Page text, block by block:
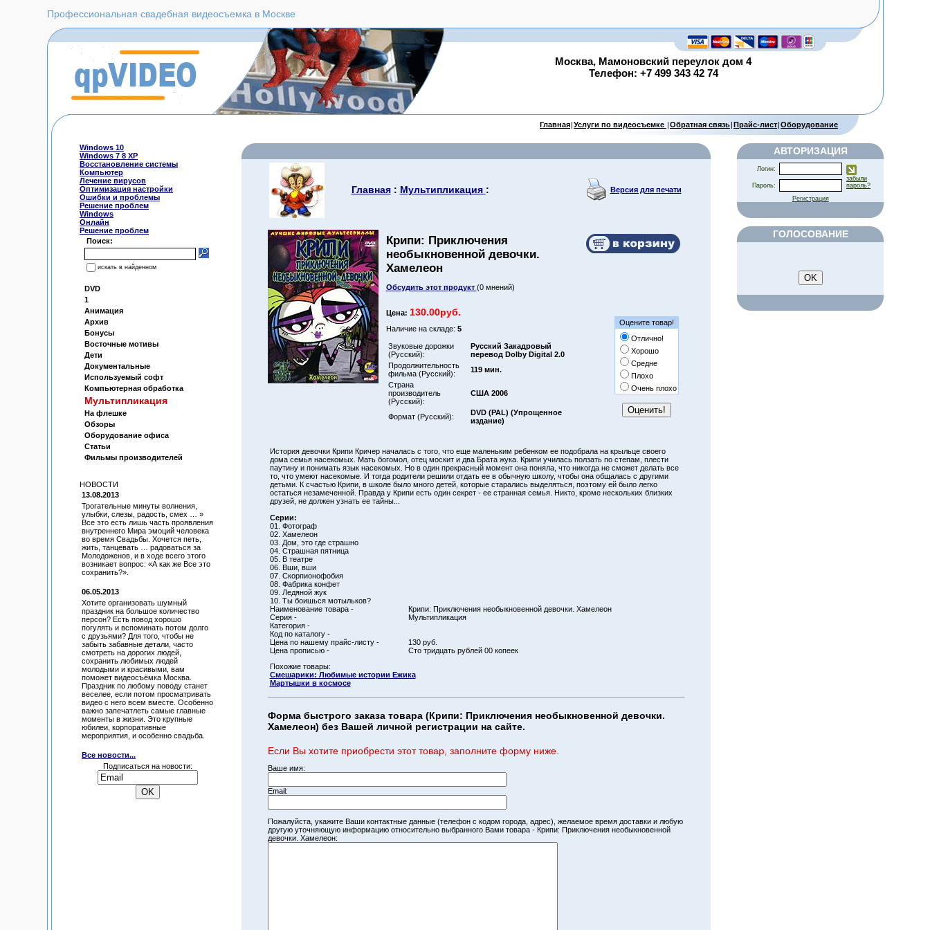
Профессиональная свадебная видеосъемка в Москве
Москва, Мамоновский переулок дом 4
Телефон: +7 499 343 42 74
Главная|Услуги по видеосъемке |Обратная связь|Прайс-лист|Оборудование
Windows 10
Windows 7 8 XP
Восстановление системы
Компьютер
Лечение вирусов
Оптимизация настройки
Ошибки и проблемы
Решение проблем
Windows
Онлайн
Решение проблем
Поиск:
искать в найденном
DVD
1
Анимация
Архив
Бонусы
Восточные мотивы
Дети
Документальные
Используемый софт
Компьютерная обработка
Мультипликация
На флешке
Обзоры
Оборудование офиса
Статьи
Фильмы производителей
НОВОСТИ
13.08.2013
Трогательные минуты волнения,
улыбки, слезы, радость, смех … »
Все это есть лишь часть проявления
внутреннего Мира эмоций человека
во время Свадьбы. Хочется петь,
жить, танцевать … радоваться за
Молодоженов, и в ходе всего этого
возникает вопрос: «А как же Все это
сохранить?».
06.05.2013
Хотите организовать шумный
праздник на большое количество
персон? Есть повод хорошо
погулять и вспоминать потом долго
с друзьями? Для того, чтобы не
забыть забавные детали, часто
смотреть на дорогих людей,
сохранить любимых людей
молодыми и красивыми, вам
поможет видеосъёмка Москва.
Праздник по любому поводу станет
веселее, если потом просматривать
видео с него всем вместе. Особенно
важно запечатлеть самые главные
моменты в жизни. Это крупные
юбилеи, корпоративные
мероприятия, и особенно свадьба.
Все новости...
Подписаться на новости:
Главная: Мультипликация : Версия для печати
Крипи: Приключения
необыкновенной девочки.
Хамелеон
Обсудить этот продукт (0 мнений)
Цена: 130.00руб.
Оцените товар!
Отлично!
Хорошо
Средне
Плохо
Очень плохо
Наличие на складе: 5
Звуковые дорожки
(Русский):
Русский Закадровый
перевод Dolby Digital 2.0
Продолжительность
фильма (Русский):
119 мин.
Страна
производитель
(Русский):
США 2006
Формат (Русский):
DVD (PAL) (Упрощенное
издание)
История девочки Крипи Кричер началась с того, что еще маленьким ребенком ее подобрала на крыльце своего
дома семья насекомых. Мать богомол, отец москит и два Брата жука. Крипи училась ползать по степам, плести
паутину и понимать язык насекомых. Но в один прекрасный момент она поняла, что никогда не сможет делать все
то, что умеют насекомые. И тогда родители решили отдать ее в обычную школу, чтобы она общалась с другими
детьми. К счастью Крипи, в школе было много детей, которые старались выделяться, поэтому ей было легко
остаться незамеченной. Правда у Крипи есть один секрет - ее странная семья. Никто, кроме нескольких близких
друзей, не должен узнать ее тайны...
Серии:
01. Фотограф
02. Хамелеон
03. Дом, это где страшно
04. Страшная пятница
05. В театре
06. Вши, вши
07. Скорпионофобия
08. Фабрика конфет
09. Ледяной жук
10. Ты боишься мотыльков?
Наименование товара -
Крипи: Приключения необыкновенной девочки. Хамелеон
Серия -
Мультипликация
Категория -
Код по каталогу -
Цена по нашему прайс-листу -
130 руб.
Цена прописью -
Сто тридцать рублей 00 копеек
Похожие товары:
Смешарики: Любимые истории Ежика
Мартышки в космосе
Форма быстрого заказа товара (Крипи: Приключения необыкновенной девочки.
Хамелеон) без Вашей личной регистрации на сайте.
Если Вы хотите приобрести этот товар, заполните форму ниже.
Ваше имя:
Email:
Пожалуйста, укажите Ваши контактные данные (телефон с кодом города, адрес), желаемое время доставки и любую
другую уточняющую информацию относительно выбранного Вами товара - Крипи: Приключения необыкновенной
девочки. Хамелеон:
АВТОРИЗАЦИЯ
Логин:
Пароль:
забыли
пароль?
Регистрация
ГОЛОСОВАНИЕ